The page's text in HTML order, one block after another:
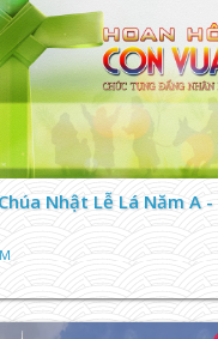
quan Búng Vũng Tàu,
AM
Nhật Lễ Lá Năm A